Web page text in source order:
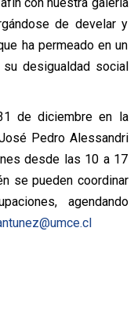
de develar y
ha permeado en un
desigualdad social
de diciembre en la
Pedro Alessandri
desde las 10 a 17
se pueden coordinar
agendando